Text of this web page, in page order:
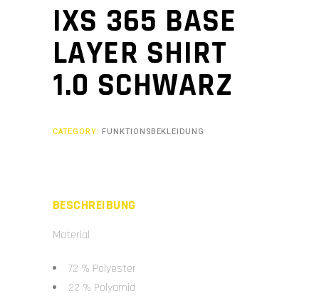
IXS 365 BASE
LAYER SHIRT
1.0 SCHWARZ
CATEGORY: FUNKTIONSBEKLEIDUNG
BESCHREIBUNG
Material
72 % Polyester
22 % Polyamid